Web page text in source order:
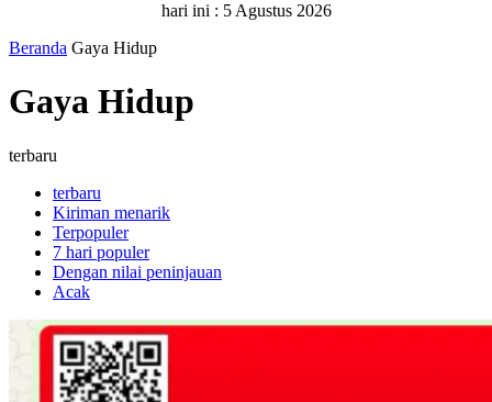
hari ini : 5 Agustus 2026
Beranda Gaya Hidup
Gaya Hidup
terbaru
terbaru
Kiriman menarik
Terpopuler
7 hari populer
Dengan nilai peninjauan
Acak